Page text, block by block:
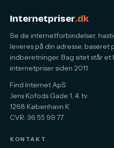
Internetpriser.dk
Se de internetforbindelser,
leveres på din adresse, baseret
indberetninger. Bag sitet står
internetpriser siden 2011.
Find Internet ApS
Jens Kofods Gade 1, 4. tv
1268 København K
CVR: 36 55 99 77
KONTAKT